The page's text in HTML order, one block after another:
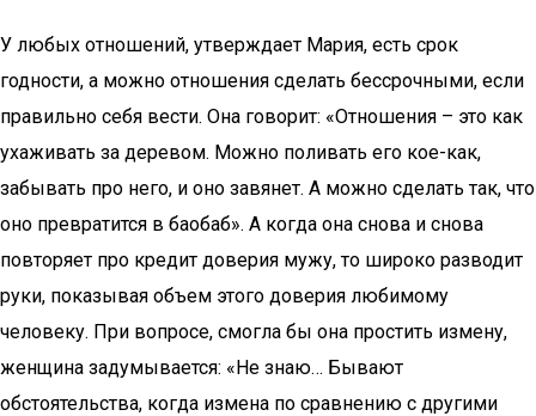
У любых отношений, утверждает Мария, есть срок
годности, а можно отношения сделать бессрочными, если
правильно себя вести. Она говорит: «Отношения – это как
ухаживать за деревом. Можно поливать его кое-как,
забывать про него, и оно завянет. А можно сделать так, что
оно превратится в баобаб». А когда она снова и снова
повторяет про кредит доверия мужу, то широко разводит
руки, показывая объем этого доверия любимому
человеку. При вопросе, смогла бы она простить измену,
женщина задумывается: «Не знаю… Бывают
обстоятельства, когда измена по сравнению с другими